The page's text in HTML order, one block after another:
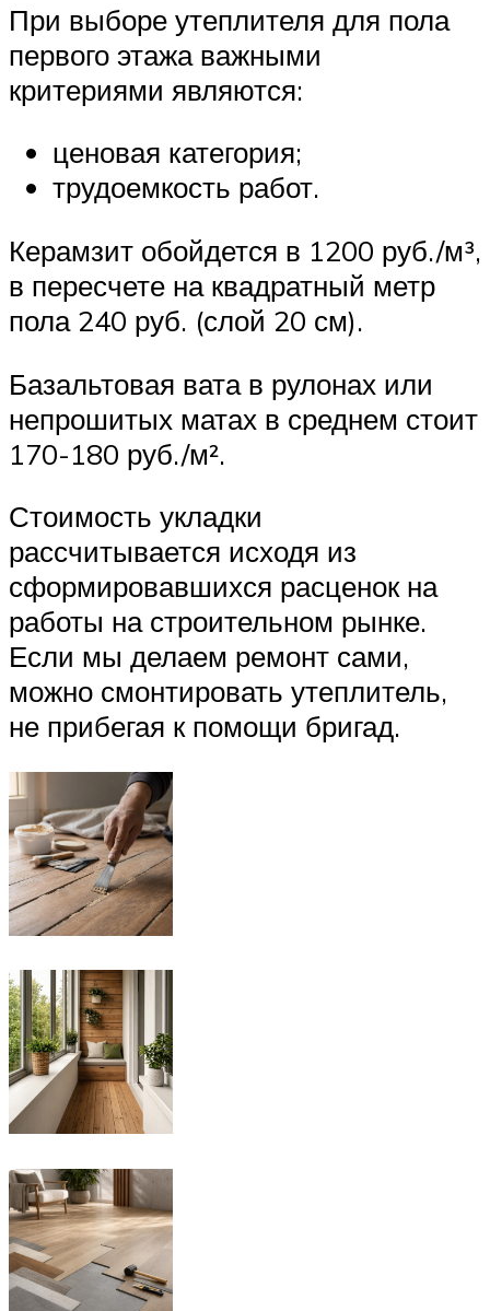
При выборе утеплителя для пола
первого этажа важными
критериями являются:
ценовая категория;
трудоемкость работ.
Керамзит обойдется в 1200 руб./м³,
в пересчете на квадратный метр
пола 240 руб. (слой 20 см).
Базальтовая вата в рулонах или
непрошитых матах в среднем стоит
170-180 руб./м².
Стоимость укладки
рассчитывается исходя из
сформировавшихся расценок на
работы на строительном рынке.
Если мы делаем ремонт сами,
можно смонтировать утеплитель,
не прибегая к помощи бригад.